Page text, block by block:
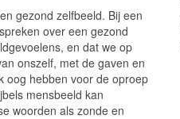
gezond zelfbeeld. Bij een
over een gezond
en dat we op
onszelf, met de gaven en
oog hebben voor de oproep
mensbeeld kan
woorden als zonde en